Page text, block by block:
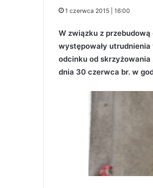
1 czerwca 2015 | 16:00
W związku z przebudową
występowały
odcinku od skrzyżowania
dnia 30 czerwca br. w